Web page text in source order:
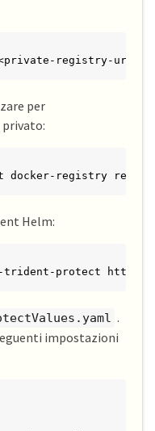
registry-url> -
per
docker-registry
Helm:
trident-protect
.
impostazioni